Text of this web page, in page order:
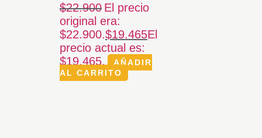
$22.900 El precio
original era:
$22.900.$19.465El
precio actual es:
$19.465.
AÑADIR
AL CARRITO